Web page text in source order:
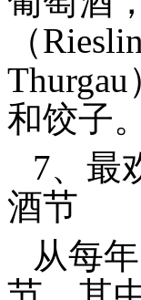
（
和饺子。
7、最
酒节
从每